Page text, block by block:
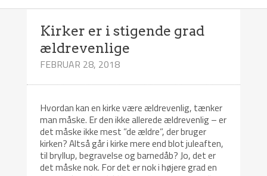
Kirker er i stigende grad
ældrevenlige
FEBRUAR 28, 2018
Hvordan kan en kirke være ældrevenlig, tænker
man måske. Er den ikke allerede ældrevenlig – er
det måske ikke mest ”de ældre”, der bruger
kirken? Altså går i kirke mere end blot juleaften,
til bryllup, begravelse og barnedåb? Jo, det er
det måske nok. For det er nok i højere grad en